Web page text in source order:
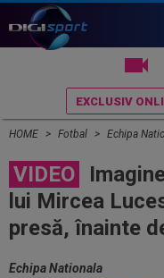
EXCLUSIV
HOME Fotbal Echipa
VIDEO
lui Mircea
presă, înainte
Echipa Nationala